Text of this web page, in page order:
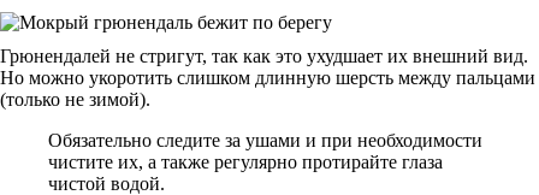
Грюнендалей не стригут, так как это ухудшает их внешний вид.
Но можно укоротить слишком длинную шерсть между пальцами
(только не зимой).
Обязательно следите за ушами и при необходимости
чистите их, а также регулярно протирайте глаза
чистой водой.